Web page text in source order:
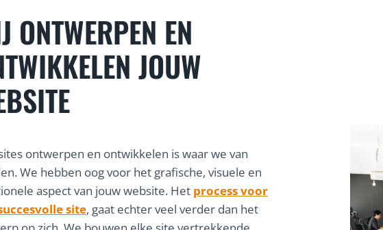
ONTWERPEN EN
JOUW
ontwerpen en ontwikkelen is waar we van
We hebben oog voor het grafische, visuele en
aspect van jouw website. Het process voor
site, gaat echter veel verder dan het